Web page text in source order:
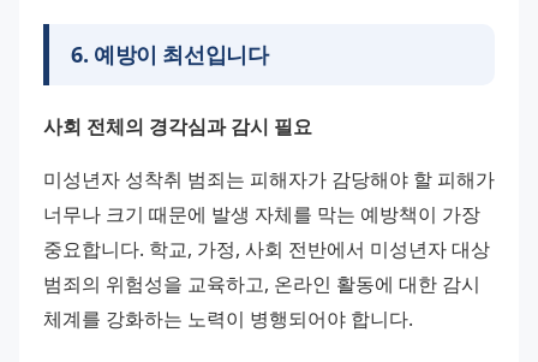
6. 예방이 최선입니다
사회 전체의 경각심과 감시 필요
미성년자 성착취 범죄는 피해자가 감당해야 할 피해가
너무나 크기 때문에 발생 자체를 막는 예방책이 가장
중요합니다. 학교, 가정, 사회 전반에서 미성년자 대상
범죄의 위험성을 교육하고, 온라인 활동에 대한 감시
체계를 강화하는 노력이 병행되어야 합니다.